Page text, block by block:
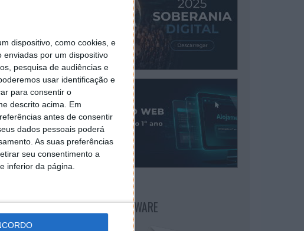
dispositivo, como cookies, e
enviadas por um dispositivo
pesquisa de audiências e
usar identificação e
para consentir o
descrito acima. Em
antes de consentir
dados pessoais poderá
As suas preferências
seu consentimento a
inferior da página.
NEWSLETTER PPLWARE